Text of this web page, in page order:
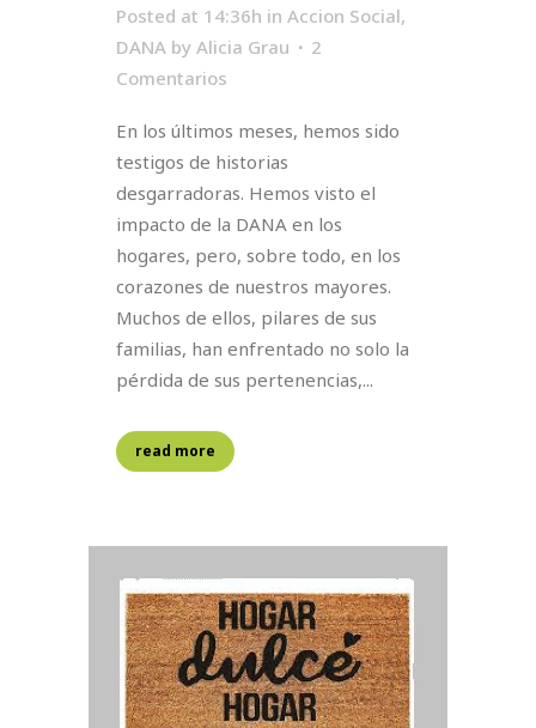
Posted at 14:36h in Accion Social,
DANA by Alicia Grau
2
Comentarios
En los últimos meses, hemos sido
testigos de historias
desgarradoras. Hemos visto el
impacto de la DANA en los
hogares, pero, sobre todo, en los
corazones de nuestros mayores.
Muchos de ellos, pilares de sus
familias, han enfrentado no solo la
pérdida de sus pertenencias,...
read more